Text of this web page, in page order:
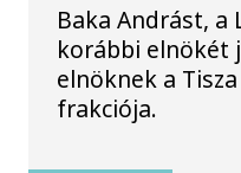
Baka Andrást, a
korábbi elnökét
elnöknek a
frakciója.